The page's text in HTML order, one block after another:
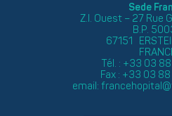
Sede
Z.I. Ouest – 27 Rue
B.P.
67151
Tél. : +33 03
Fax : +33 03
email: